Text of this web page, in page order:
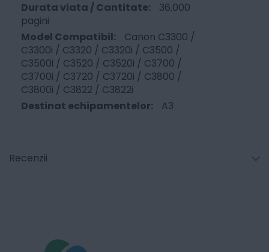
36.000
pagini
Canon C3300 /
C3300i / C3320 / C3320i / C3500 /
C3500i / C3520 / C3520i / C3700 /
C3700i / C3720 / C3720i / C3800 /
C3800i / C3822 / C3822i
A3
Recenzii